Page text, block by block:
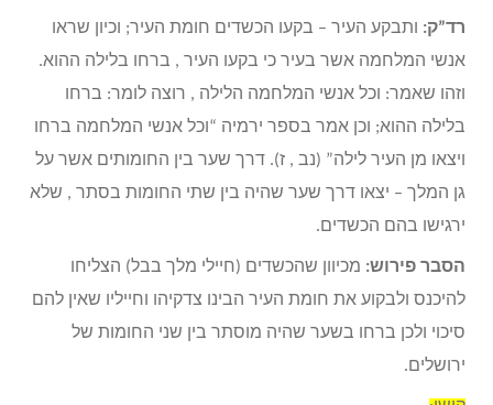
רד”ק: ותבקע העיר – בקעו הכשדים חומת העיר; וכיון שראו
אנשי המלחמה אשר בעיר כי בקעו העיר , ברחו בלילה ההוא.
וזהו שאמר: וכל אנשי המלחמה הלילה , רוצה לומר: ברחו
בלילה ההוא; וכן אמר בספר ירמיה “וכל אנשי המלחמה ברחו
ויצאו מן העיר לילה” (נב , ז). דרך שער בין החומותים אשר על
גן המלך – יצאו דרך שער שהיה בין שתי החומות בסתר , שלא
ירגישו בהם הכשדים.
הסבר פירוש: מכיוון שהכשדים (חיילי מלך בבל) הצליחו
להיכנס ולבקוע את חומת העיר הבינו צדקיהו וחייליו שאין להם
סיכוי ולכן ברחו בשער שהיה מוסתר בין שני החומות של
ירושלים.